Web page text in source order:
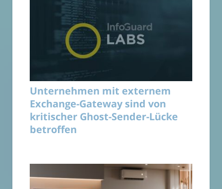
Unternehmen mit externem
Exchange-Gateway sind von
kritischer Ghost-Sender-Lücke
betroffen